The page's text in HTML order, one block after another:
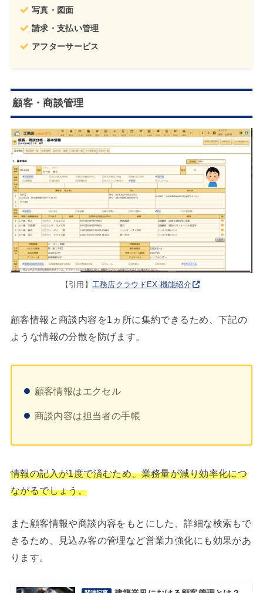
写真・図面
請求・支払い管理
アフターサービス
顧客・商談管理
【引用】 工務店クラウドEX-機能紹介
顧客情報と商談内容を1ヵ所に集約できるため、下記の
ような情報の分散を防げます。
顧客情報はエクセル
商談内容は担当者の手帳
情報の記入が1度で済むため、業務量が減り効率化につ
ながるでしょう。
また顧客情報や商談内容をもとにした、詳細な検索もで
きるため、見込み客の管理など営業力強化にも効果があ
ります。